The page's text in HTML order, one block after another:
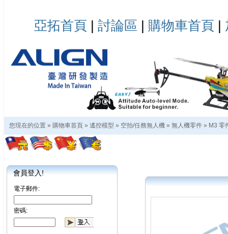
亞拓首頁 | 討論區 | 購物車首頁 |
您現在的位置 » 購物車首頁 » 遙控模型 » 空拍/任務無人機 » 無人機零件 » M3 零
會員登入!
電子郵件:
密碼: